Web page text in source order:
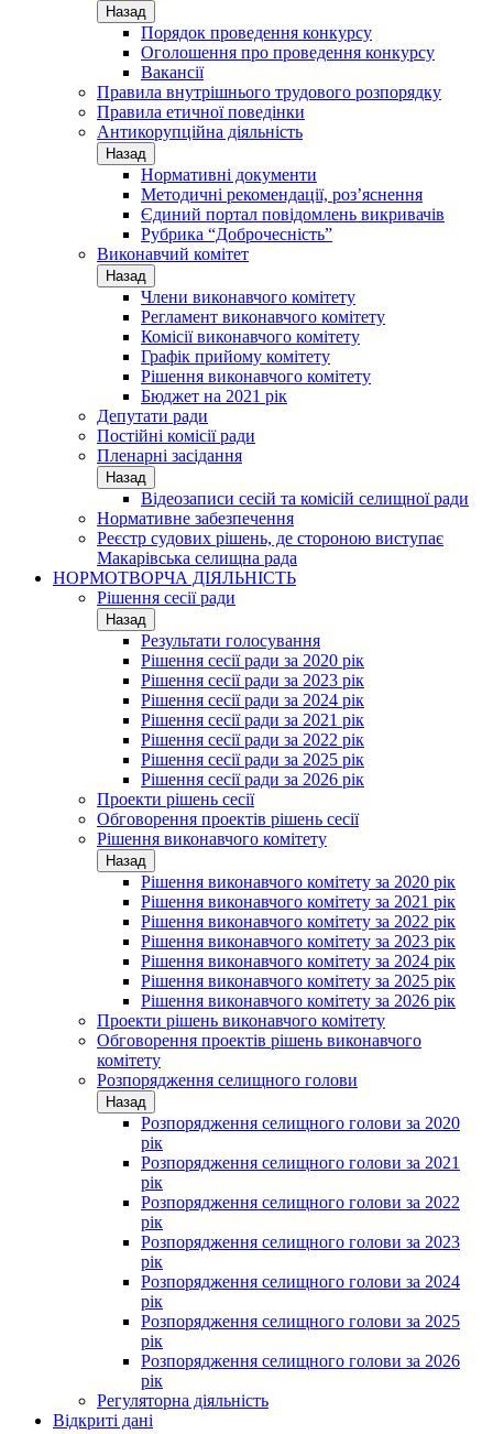
Назад
Порядок проведення конкурсу
Оголошення про проведення конкурсу
Вакансії
Правила внутрішнього трудового розпорядку
Правила етичної поведінки
Антикорупційна діяльність
Назад
Нормативні документи
Методичні рекомендації, роз’яснення
Єдиний портал повідомлень викривачів
Рубрика “Доброчесність”
Виконавчий комітет
Назад
Члени виконавчого комітету
Регламент виконавчого комітету
Комісії виконавчого комітету
Графік прийому комітету
Рішення виконавчого комітету
Бюджет на 2021 рік
Депутати ради
Постійні комісії ради
Пленарні засідання
Назад
Відеозаписи сесій та комісій селищної ради
Нормативне забезпечення
Реєстр судових рішень, де стороною виступає
Макарівська селищна рада
НОРМОТВОРЧА ДІЯЛЬНІСТЬ
Рішення сесії ради
Назад
Результати голосування
Рішення сесії ради за 2020 рік
Рішення сесії ради за 2023 рік
Рішення сесії ради за 2024 рік
Рішення сесії ради за 2021 рік
Рішення сесії ради за 2022 рік
Рішення сесії ради за 2025 рік
Рішення сесії ради за 2026 рік
Проекти рішень сесії
Обговорення проектів рішень сесії
Рішення виконавчого комітету
Назад
Рішення виконавчого комітету за 2020 рік
Рішення виконавчого комітету за 2021 рік
Рішення виконавчого комітету за 2022 рік
Рішення виконавчого комітету за 2023 рік
Рішення виконавчого комітету за 2024 рік
Рішення виконавчого комітету за 2025 рік
Рішення виконавчого комітету за 2026 рік
Проекти рішень виконавчого комітету
Обговорення проектів рішень виконавчого
комітету
Розпорядження селищного голови
Назад
Розпорядження селищного голови за 2020
рік
Розпорядження селищного голови за 2021
рік
Розпорядження селищного голови за 2022
рік
Розпорядження селищного голови за 2023
рік
Розпорядження селищного голови за 2024
рік
Розпорядження селищного голови за 2025
рік
Розпорядження селищного голови за 2026
рік
Регуляторна діяльність
Відкриті дані